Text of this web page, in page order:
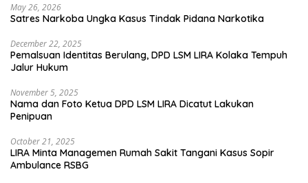
May 26, 2026
Satres Narkoba Ungka Kasus Tindak Pidana Narkotika
December 22, 2025
Pemalsuan Identitas Berulang, DPD LSM LIRA Kolaka Tempuh
Jalur Hukum
November 5, 2025
Nama dan Foto Ketua DPD LSM LIRA Dicatut Lakukan
Penipuan
October 21, 2025
LIRA Minta Managemen Rumah Sakit Tangani Kasus Sopir
Ambulance RSBG